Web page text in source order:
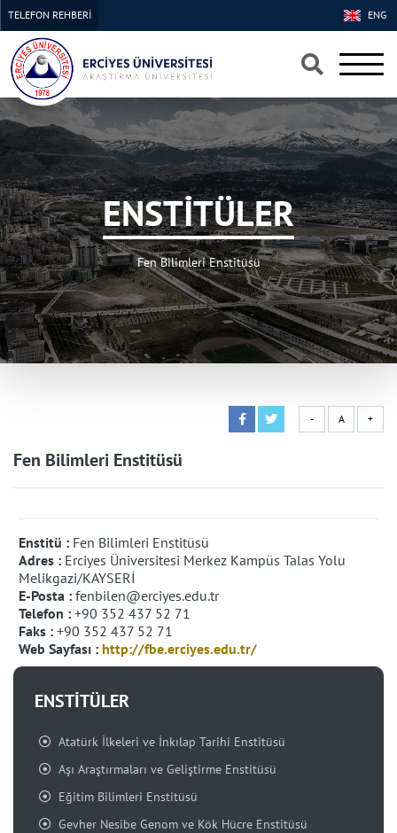
×
×
ENG
TELEFON REHBERİ
ENSTİTÜLER
Fen Bilimleri Enstitüsü
ENSTİTÜLER
Atatürk İlkeleri ve İnkılap Tarihi Enstitüsü
Aşı Araştırmaları ve Geliştirme Enstitüsü
Eğitim Bilimleri Enstitüsü
Gevher Nesibe Genom ve Kök Hücre Enstitüsü
- A +
Fen Bilimleri Enstitüsü
Enstitü : Fen Bilimleri Enstitüsü
Adres : Erciyes Üniversitesi Merkez Kampüs Talas Yolu
Melikgazi/KAYSERİ
E-Posta : fenbilen@erciyes.edu.tr
Telefon : +90 352 437 52 71
Faks : +90 352 437 52 71
Web Sayfası : http://fbe.erciyes.edu.tr/